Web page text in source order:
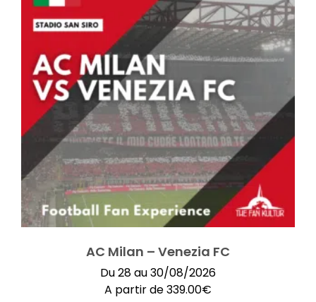
AC Milan – Venezia FC
Du 28 au 30/08/2026
A partir de339.00€